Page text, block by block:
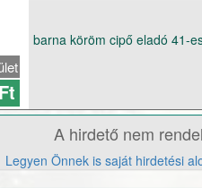
barna köröm cipő eladó 41-
A hirdető nem
Legyen Önnek is saját hirdetési